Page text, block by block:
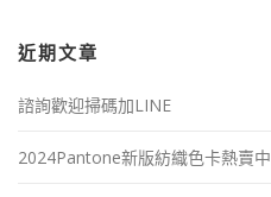
近期文章
諮詢歡迎掃碼加LINE
2024Pantone新版紡織色卡熱賣中